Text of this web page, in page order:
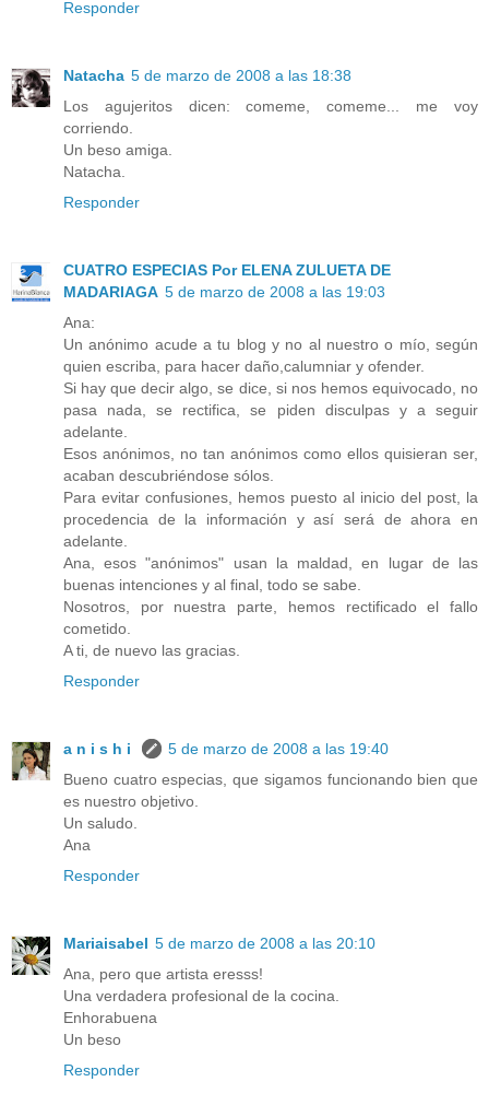
Responder
Natacha 5 de marzo de 2008 a las 18:38
Los agujeritos dicen: comeme, comeme... me voy
corriendo.
Un beso amiga.
Natacha.
Responder
CUATRO ESPECIAS Por ELENA ZULUETA DE
MADARIAGA 5 de marzo de 2008 a las 19:03
Ana:
Un anónimo acude a tu blog y no al nuestro o mío, según
quien escriba, para hacer daño,calumniar y ofender.
Si hay que decir algo, se dice, si nos hemos equivocado, no
pasa nada, se rectifica, se piden disculpas y a seguir
adelante.
Esos anónimos, no tan anónimos como ellos quisieran ser,
acaban descubriéndose sólos.
Para evitar confusiones, hemos puesto al inicio del post, la
procedencia de la información y así será de ahora en
adelante.
Ana, esos "anónimos" usan la maldad, en lugar de las
buenas intenciones y al final, todo se sabe.
Nosotros, por nuestra parte, hemos rectificado el fallo
cometido.
A ti, de nuevo las gracias.
Responder
a n i s h i
5 de marzo de 2008 a las 19:40
Bueno cuatro especias, que sigamos funcionando bien que
es nuestro objetivo.
Un saludo.
Ana
Responder
Mariaisabel 5 de marzo de 2008 a las 20:10
Ana, pero que artista eresss!
Una verdadera profesional de la cocina.
Enhorabuena
Un beso
Responder